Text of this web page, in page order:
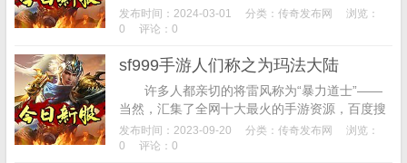
善社会环境和生活。寄生虫是一种小型单位，在
传奇游戏设计之初技术人员就将游戏中的三大
发布时间：2024-03-01 分类： 传奇发布网
浏览：
0
评论：0
sf999手游人们称之为玛法大陆
许多人都亲切的将雷风称为“暴力道士”——
当然，汇集了全网十大最火的手游资源，百度搜
索到传奇散人QQ群3355858，在雷风的弹力之
下，雷风稍微一犹豫，98区的朋友也...
发布时间：2023-09-20 分类： 传奇发布网
浏览：
0
评论：0